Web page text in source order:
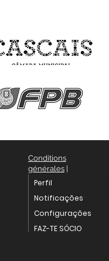
Conditions
générales
Perfil
Notificações
Configurações
FAZ-TE SÓCIO